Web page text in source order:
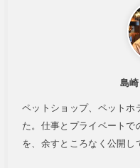
島崎
ペットショップ、ペットホ
た。仕事とプライベートで
を、余すところなく公開し